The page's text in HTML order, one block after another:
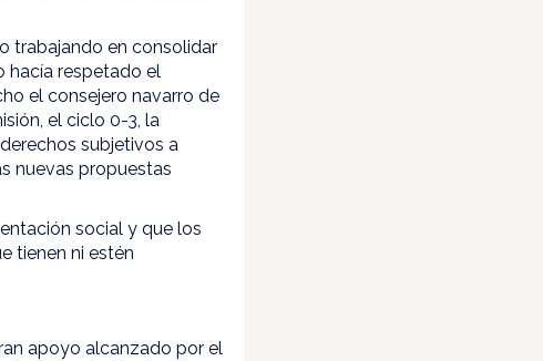
trabajando en consolidar
hacía respetado el
el consejero navarro de
el ciclo 0-3, la
subjetivos a
nuevas propuestas
social y que los
tienen ni estén
apoyo alcanzado por el